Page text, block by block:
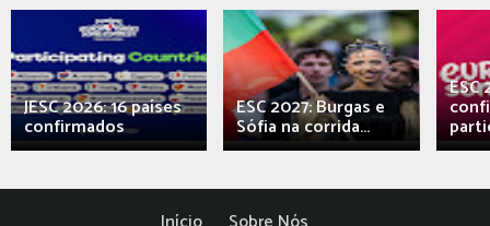
JESC 2026: 16 países
confirmados
ESC 2027: Burgas e
Sófia na corrida...
ESC